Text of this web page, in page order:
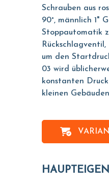
Schrauben aus
90°, männlich 1"
Stoppautomatik
um den
03 wird
konstanten
kleinen